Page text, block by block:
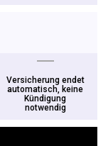
Versicherung endet
automatisch, keine
Kündigung
notwendig